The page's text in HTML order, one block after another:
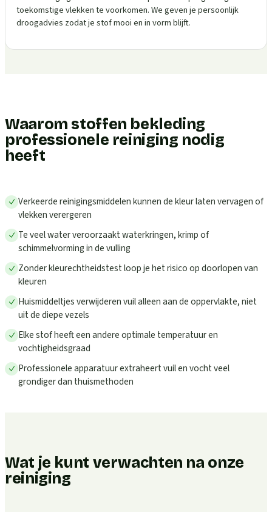
toekomstige vlekken te voorkomen. We geven je persoonlijk
droogadvies zodat je stof mooi en in vorm blijft.
Waarom stoffen bekleding
professionele reiniging nodig
heeft
Verkeerde reinigingsmiddelen kunnen de kleur laten vervagen of
vlekken verergeren
Te veel water veroorzaakt waterkringen, krimp of
schimmelvorming in de vulling
Zonder kleurechtheidstest loop je het risico op doorlopen van
kleuren
Huismiddeltjes verwijderen vuil alleen aan de oppervlakte, niet
uit de diepe vezels
Elke stof heeft een andere optimale temperatuur en
vochtigheidsgraad
Professionele apparatuur extraheert vuil en vocht veel
grondiger dan thuismethoden
Wat je kunt verwachten na onze
reiniging